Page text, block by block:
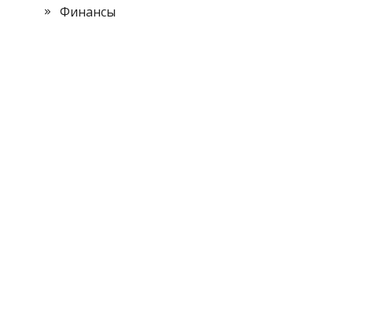
Финансы